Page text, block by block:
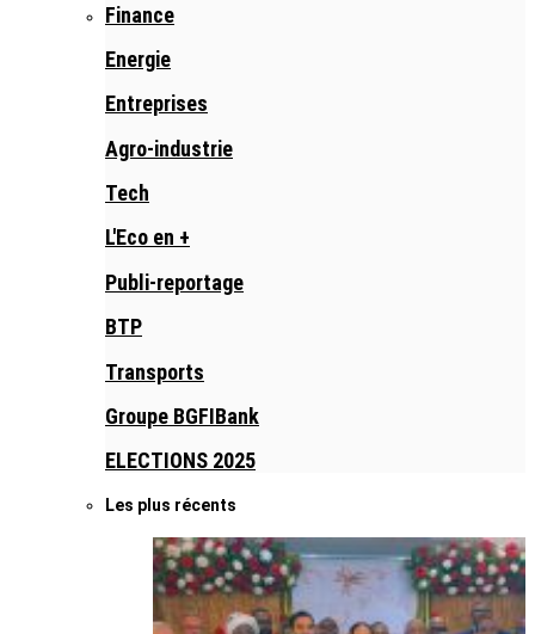
Finance
Energie
Entreprises
Agro-industrie
Tech
L'Eco en +
Publi-reportage
BTP
Transports
Groupe BGFIBank
ELECTIONS 2025
Les plus récents